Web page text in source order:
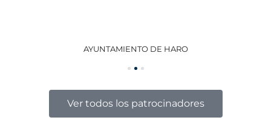
AYUNTAMIENTO DE HARO
Ver todos los patrocinadores